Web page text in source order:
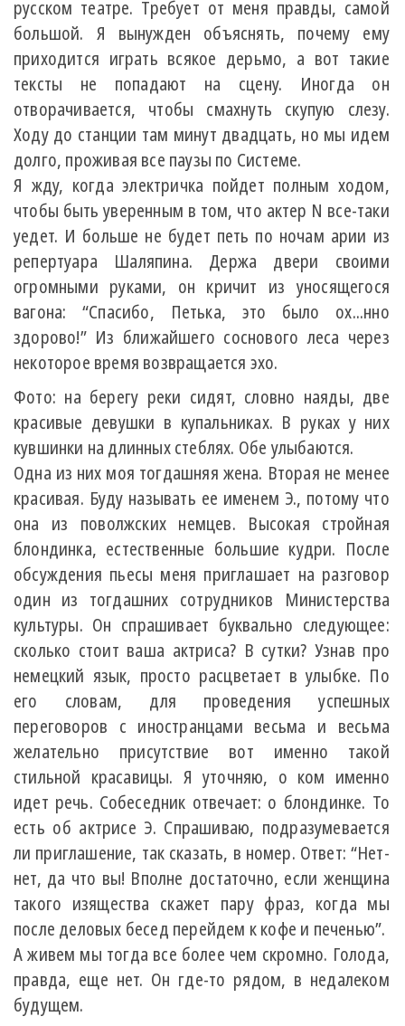
русском театре. Требует от меня правды, самой
большой. Я вынужден объяснять, почему ему
приходится играть всякое дерьмо, а вот такие
тексты не попадают на сцену. Иногда он
отворачивается, чтобы смахнуть скупую слезу.
Ходу до станции там минут двадцать, но мы идем
долго, проживая все паузы по Системе.
Я жду, когда электричка пойдет полным ходом,
чтобы быть уверенным в том, что актер N все-таки
уедет. И больше не будет петь по ночам арии из
репертуара Шаляпина. Держа двери своими
огромными руками, он кричит из уносящегося
вагона: “Спасибо, Петька, это было ох...нно
здорово!” Из ближайшего соснового леса через
некоторое время возвращается эхо.
Фото: на берегу реки сидят, словно наяды, две
красивые девушки в купальниках. В руках у них
кувшинки на длинных стеблях. Обе улыбаются.
Одна из них моя тогдашняя жена. Вторая не менее
красивая. Буду называть ее именем Э., потому что
она из поволжских немцев. Высокая стройная
блондинка, естественные большие кудри. После
обсуждения пьесы меня приглашает на разговор
один из тогдашних сотрудников Министерства
культуры. Он спрашивает буквально следующее:
сколько стоит ваша актриса? В сутки? Узнав про
немецкий язык, просто расцветает в улыбке. По
его словам, для проведения успешных
переговоров с иностранцами весьма и весьма
желательно присутствие вот именно такой
стильной красавицы. Я уточняю, о ком именно
идет речь. Собеседник отвечает: о блондинке. То
есть об актрисе Э. Спрашиваю, подразумевается
ли приглашение, так сказать, в номер. Ответ: “Нет-
нет, да что вы! Вполне достаточно, если женщина
такого изящества скажет пару фраз, когда мы
после деловых бесед перейдем к кофе и печенью”.
А живем мы тогда все более чем скромно. Голода,
правда, еще нет. Он где-то рядом, в недалеком
будущем.